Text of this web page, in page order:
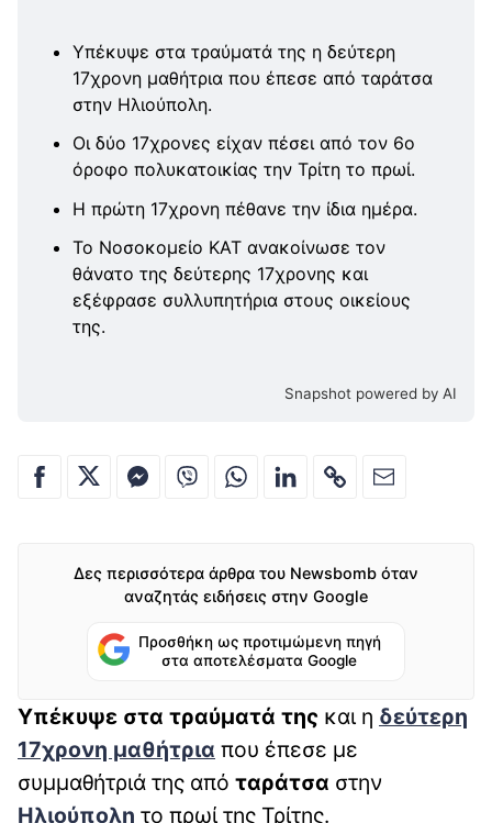
Υπέκυψε στα τραύματά της η δεύτερη
17χρονη μαθήτρια που έπεσε από ταράτσα
στην Ηλιούπολη.
Οι δύο 17χρονες είχαν πέσει από τον 6ο
όροφο πολυκατοικίας την Τρίτη το πρωί.
Η πρώτη 17χρονη πέθανε την ίδια ημέρα.
Το Νοσοκομείο ΚΑΤ ανακοίνωσε τον
θάνατο της δεύτερης 17χρονης και
εξέφρασε συλλυπητήρια στους οικείους
της.
Snapshot powered by AI
Δες περισσότερα άρθρα του Newsbomb όταν
αναζητάς ειδήσεις στην Google
Προσθήκη ως προτιμώμενη πηγή
στα αποτελέσματα Google
Υπέκυψε στα τραύματά της και η δεύτερη
17χρονη μαθήτρια που έπεσε με
συμμαθήτριά της από ταράτσα στην
Ηλιούπολη το πρωί της Τρίτης.